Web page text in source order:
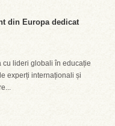
din Europa dedicat
cu lideri globali în educație
experți internaționali și